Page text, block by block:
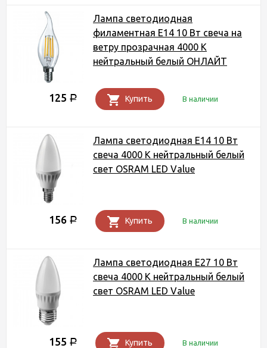
Лампа светодиодная
филаментная Е14 10 Вт свеча на
ветру прозрачная 4000 К
нейтральный белый ОНЛАЙТ
125 Р Купить В наличии
Лампа светодиодная Е14 10 Вт
свеча 4000 К нейтральный белый
свет OSRAM LED Value
156 Р Купить В наличии
Лампа светодиодная Е27 10 Вт
свеча 4000 К нейтральный белый
свет OSRAM LED Value
155 Р Купить В наличии